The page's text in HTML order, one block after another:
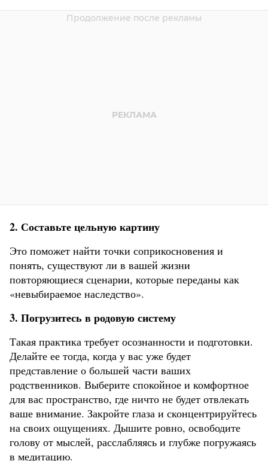
2. Составьте цельную картину
Это поможет найти точки соприкосновения и
понять, существуют ли в вашей жизни
повторяющиеся сценарии, которые переданы как
«невыбираемое наследство».
3. Погрузитесь в родовую систему
Такая практика требует осознанности и подготовки.
Делайте ее тогда, когда у вас уже будет
представление о большей части ваших
родственников. Выберите спокойное и комфортное
для вас пространство, где ничто не будет отвлекать
ваше внимание. Закройте глаза и сконцентрируйтесь
на своих ощущениях. Дышите ровно, освободите
голову от мыслей, расслабляясь и глубже погружаясь
в медитацию.